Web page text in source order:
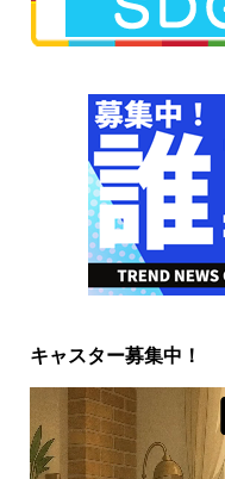
キャスター募集中！